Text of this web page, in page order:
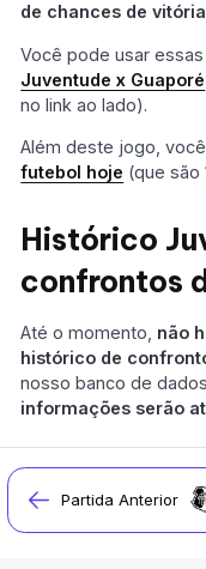
de chances de vitória
Você pode usar
Juventude x Guaporé
no link ao lado).
Além deste jogo,
futebol hoje (que são
Histórico
confrontos
Até o momento, não
histórico de
nosso banco de
informações serão
Partida Anterior